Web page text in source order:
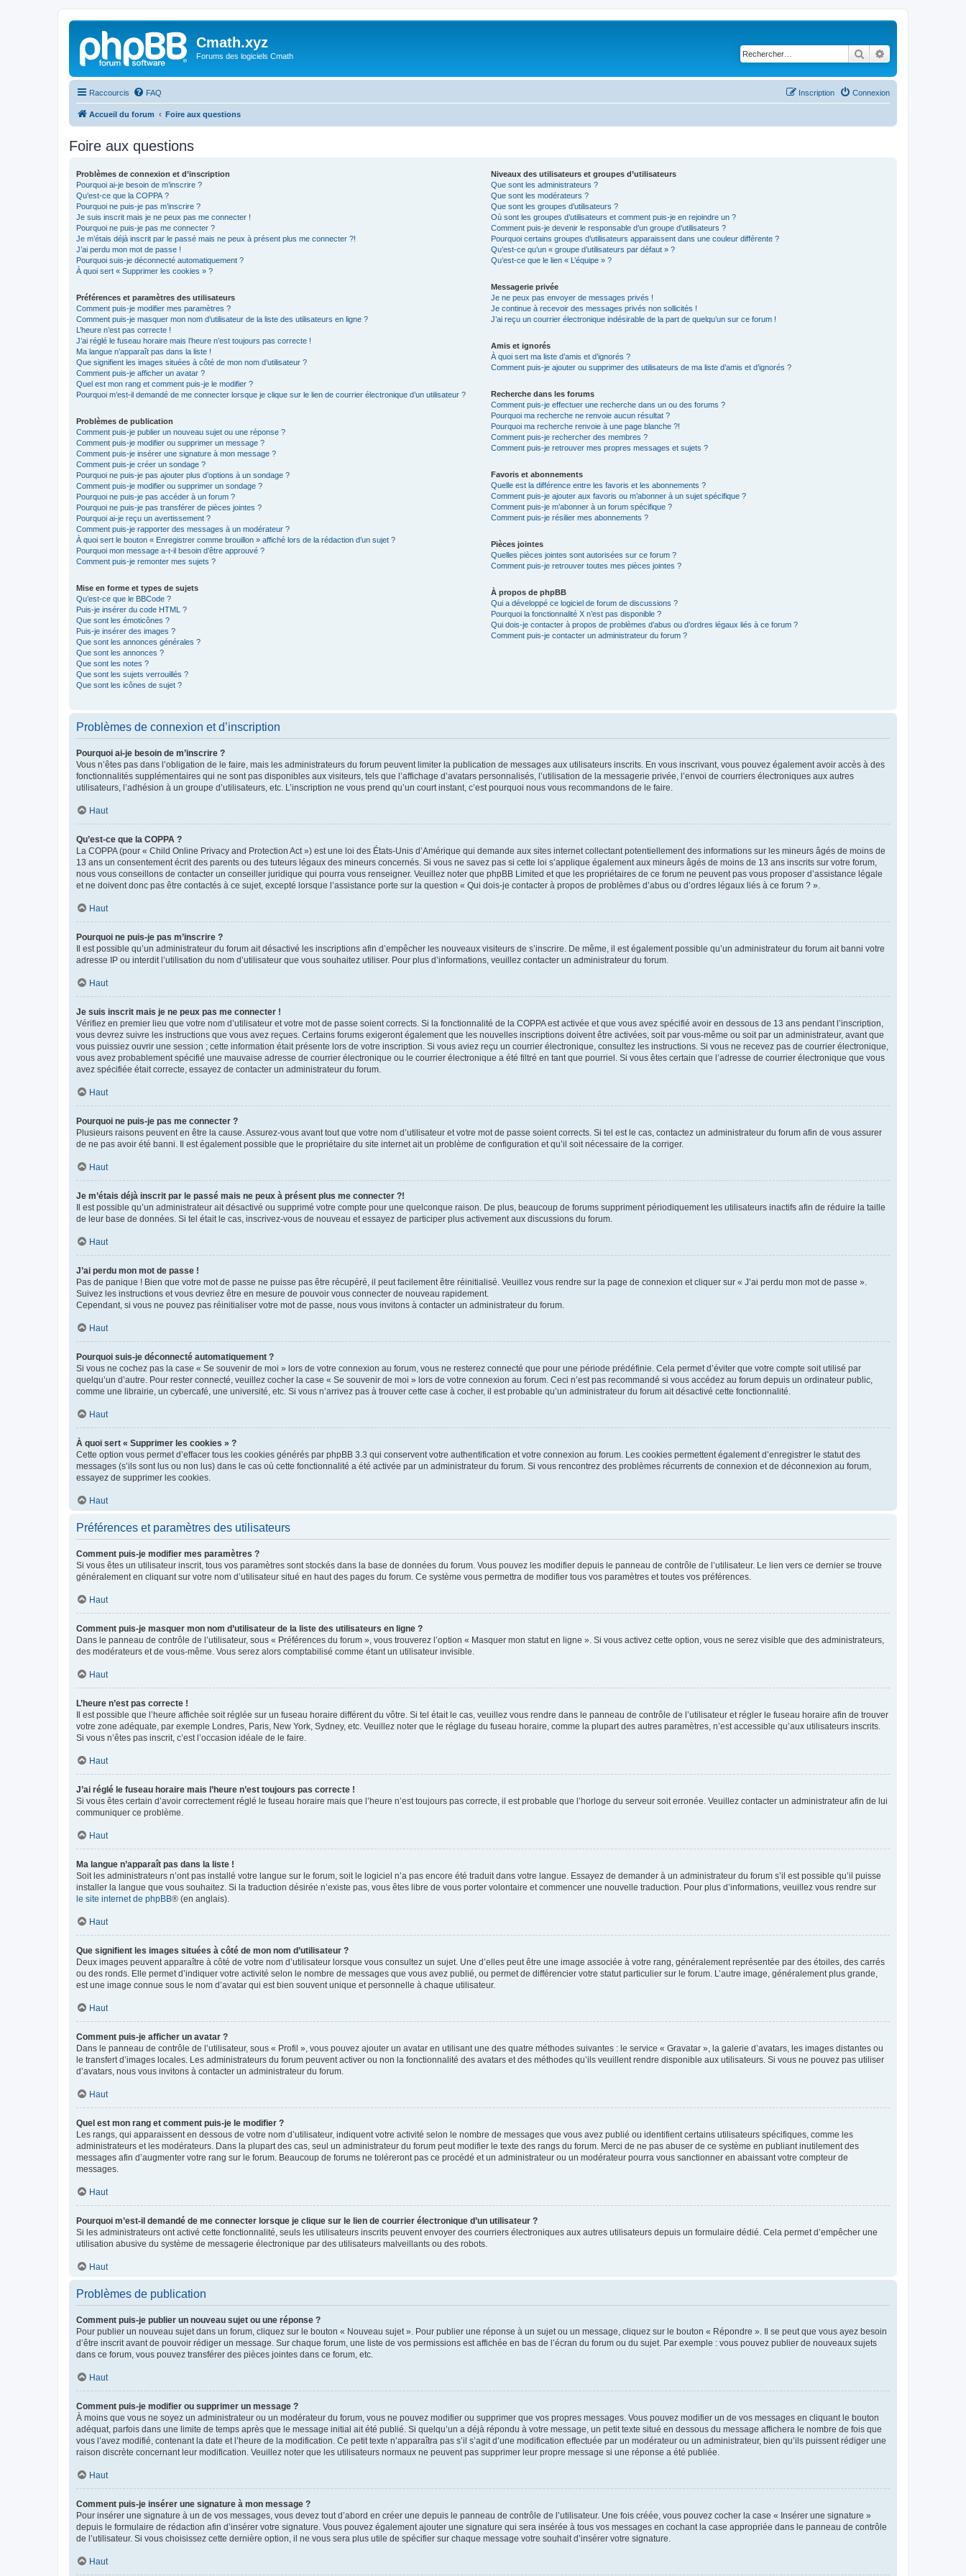
Cmath.xyz
Forums des logiciels Cmath Rechercher
Raccourcis FAQ Connexion
Inscription
Accueil du forum Foire aux questions
Foire aux questions
Problèmes de connexion et d’inscription
Pourquoi ai-je besoin de m’inscrire ?
Qu’est-ce que la COPPA ?
Pourquoi ne puis-je pas m’inscrire ?
Je suis inscrit mais je ne peux pas me connecter !
Pourquoi ne puis-je pas me connecter ?
Je m’étais déjà inscrit par le passé mais ne peux à présent plus me connecter ?!
J’ai perdu mon mot de passe !
Pourquoi suis-je déconnecté automatiquement ?
À quoi sert « Supprimer les cookies » ?
Préférences et paramètres des utilisateurs
Comment puis-je modifier mes paramètres ?
Comment puis-je masquer mon nom d’utilisateur de la liste des utilisateurs en ligne ?
L’heure n’est pas correcte !
J’ai réglé le fuseau horaire mais l’heure n’est toujours pas correcte !
Ma langue n’apparaît pas dans la liste !
Que signifient les images situées à côté de mon nom d’utilisateur ?
Comment puis-je afficher un avatar ?
Quel est mon rang et comment puis-je le modifier ?
Pourquoi m’est-il demandé de me connecter lorsque je clique sur le lien de courrier électronique d’un utilisateur ?
Problèmes de publication
Comment puis-je publier un nouveau sujet ou une réponse ?
Comment puis-je modifier ou supprimer un message ?
Comment puis-je insérer une signature à mon message ?
Comment puis-je créer un sondage ?
Pourquoi ne puis-je pas ajouter plus d’options à un sondage ?
Comment puis-je modifier ou supprimer un sondage ?
Pourquoi ne puis-je pas accéder à un forum ?
Pourquoi ne puis-je pas transférer de pièces jointes ?
Pourquoi ai-je reçu un avertissement ?
Comment puis-je rapporter des messages à un modérateur ?
À quoi sert le bouton « Enregistrer comme brouillon » affiché lors de la rédaction d’un sujet ?
Pourquoi mon message a-t-il besoin d’être approuvé ?
Comment puis-je remonter mes sujets ?
Mise en forme et types de sujets
Qu’est-ce que le BBCode ?
Puis-je insérer du code HTML ?
Que sont les émoticônes ?
Puis-je insérer des images ?
Que sont les annonces générales ?
Que sont les annonces ?
Que sont les notes ?
Que sont les sujets verrouillés ?
Que sont les icônes de sujet ?
Niveaux des utilisateurs et groupes d’utilisateurs
Que sont les administrateurs ?
Que sont les modérateurs ?
Que sont les groupes d’utilisateurs ?
Où sont les groupes d’utilisateurs et comment puis-je en rejoindre un ?
Comment puis-je devenir le responsable d’un groupe d’utilisateurs ?
Pourquoi certains groupes d’utilisateurs apparaissent dans une couleur différente ?
Qu’est-ce qu’un « groupe d’utilisateurs par défaut » ?
Qu’est-ce que le lien « L’équipe » ?
Messagerie privée
Je ne peux pas envoyer de messages privés !
Je continue à recevoir des messages privés non sollicités !
J’ai reçu un courrier électronique indésirable de la part de quelqu’un sur ce forum !
Amis et ignorés
À quoi sert ma liste d’amis et d’ignorés ?
Comment puis-je ajouter ou supprimer des utilisateurs de ma liste d’amis et d’ignorés ?
Recherche dans les forums
Comment puis-je effectuer une recherche dans un ou des forums ?
Pourquoi ma recherche ne renvoie aucun résultat ?
Pourquoi ma recherche renvoie à une page blanche ?!
Comment puis-je rechercher des membres ?
Comment puis-je retrouver mes propres messages et sujets ?
Favoris et abonnements
Quelle est la différence entre les favoris et les abonnements ?
Comment puis-je ajouter aux favoris ou m’abonner à un sujet spécifique ?
Comment puis-je m’abonner à un forum spécifique ?
Comment puis-je résilier mes abonnements ?
Pièces jointes
Quelles pièces jointes sont autorisées sur ce forum ?
Comment puis-je retrouver toutes mes pièces jointes ?
À propos de phpBB
Qui a développé ce logiciel de forum de discussions ?
Pourquoi la fonctionnalité X n’est pas disponible ?
Qui dois-je contacter à propos de problèmes d’abus ou d’ordres légaux liés à ce forum ?
Comment puis-je contacter un administrateur du forum ?
Problèmes de connexion et d’inscription
Pourquoi ai-je besoin de m’inscrire ?
Vous n’êtes pas dans l’obligation de le faire, mais les administrateurs du forum peuvent limiter la publication de messages aux utilisateurs inscrits. En vous inscrivant, vous pouvez également avoir accès à des
fonctionnalités supplémentaires qui ne sont pas disponibles aux visiteurs, tels que l’affichage d’avatars personnalisés, l’utilisation de la messagerie privée, l’envoi de courriers électroniques aux autres
utilisateurs, l’adhésion à un groupe d’utilisateurs, etc. L’inscription ne vous prend qu’un court instant, c’est pourquoi nous vous recommandons de le faire.
Haut
Qu’est-ce que la COPPA ?
La COPPA (pour « Child Online Privacy and Protection Act ») est une loi des États-Unis d’Amérique qui demande aux sites internet collectant potentiellement des informations sur les mineurs âgés de moins de
13 ans un consentement écrit des parents ou des tuteurs légaux des mineurs concernés. Si vous ne savez pas si cette loi s’applique également aux mineurs âgés de moins de 13 ans inscrits sur votre forum,
nous vous conseillons de contacter un conseiller juridique qui pourra vous renseigner. Veuillez noter que phpBB Limited et que les propriétaires de ce forum ne peuvent pas vous proposer d’assistance légale
et ne doivent donc pas être contactés à ce sujet, excepté lorsque l’assistance porte sur la question « Qui dois-je contacter à propos de problèmes d’abus ou d’ordres légaux liés à ce forum ? ».
Haut
Pourquoi ne puis-je pas m’inscrire ?
Il est possible qu’un administrateur du forum ait désactivé les inscriptions afin d’empêcher les nouveaux visiteurs de s’inscrire. De même, il est également possible qu’un administrateur du forum ait banni votre
adresse IP ou interdit l’utilisation du nom d’utilisateur que vous souhaitez utiliser. Pour plus d’informations, veuillez contacter un administrateur du forum.
Haut
Je suis inscrit mais je ne peux pas me connecter !
Vérifiez en premier lieu que votre nom d’utilisateur et votre mot de passe soient corrects. Si la fonctionnalité de la COPPA est activée et que vous avez spécifié avoir en dessous de 13 ans pendant l’inscription,
vous devrez suivre les instructions que vous avez reçues. Certains forums exigeront également que les nouvelles inscriptions doivent être activées, soit par vous-même ou soit par un administrateur, avant que
vous puissiez ouvrir une session ; cette information était présente lors de votre inscription. Si vous aviez reçu un courrier électronique, consultez les instructions. Si vous ne recevez pas de courrier électronique,
vous avez probablement spécifié une mauvaise adresse de courrier électronique ou le courrier électronique a été filtré en tant que pourriel. Si vous êtes certain que l’adresse de courrier électronique que vous
avez spécifiée était correcte, essayez de contacter un administrateur du forum.
Haut
Pourquoi ne puis-je pas me connecter ?
Plusieurs raisons peuvent en être la cause. Assurez-vous avant tout que votre nom d’utilisateur et votre mot de passe soient corrects. Si tel est le cas, contactez un administrateur du forum afin de vous assurer
de ne pas avoir été banni. Il est également possible que le propriétaire du site internet ait un problème de configuration et qu’il soit nécessaire de la corriger.
Haut
Je m’étais déjà inscrit par le passé mais ne peux à présent plus me connecter ?!
Il est possible qu’un administrateur ait désactivé ou supprimé votre compte pour une quelconque raison. De plus, beaucoup de forums suppriment périodiquement les utilisateurs inactifs afin de réduire la taille
de leur base de données. Si tel était le cas, inscrivez-vous de nouveau et essayez de participer plus activement aux discussions du forum.
Haut
J’ai perdu mon mot de passe !
Pas de panique ! Bien que votre mot de passe ne puisse pas être récupéré, il peut facilement être réinitialisé. Veuillez vous rendre sur la page de connexion et cliquer sur « J’ai perdu mon mot de passe ».
Suivez les instructions et vous devriez être en mesure de pouvoir vous connecter de nouveau rapidement.
Cependant, si vous ne pouvez pas réinitialiser votre mot de passe, nous vous invitons à contacter un administrateur du forum.
Haut
Pourquoi suis-je déconnecté automatiquement ?
Si vous ne cochez pas la case « Se souvenir de moi » lors de votre connexion au forum, vous ne resterez connecté que pour une période prédéfinie. Cela permet d’éviter que votre compte soit utilisé par
quelqu’un d’autre. Pour rester connecté, veuillez cocher la case « Se souvenir de moi » lors de votre connexion au forum. Ceci n’est pas recommandé si vous accédez au forum depuis un ordinateur public,
comme une librairie, un cybercafé, une université, etc. Si vous n’arrivez pas à trouver cette case à cocher, il est probable qu’un administrateur du forum ait désactivé cette fonctionnalité.
Haut
À quoi sert « Supprimer les cookies » ?
Cette option vous permet d’effacer tous les cookies générés par phpBB 3.3 qui conservent votre authentification et votre connexion au forum. Les cookies permettent également d’enregistrer le statut des
messages (s’ils sont lus ou non lus) dans le cas où cette fonctionnalité a été activée par un administrateur du forum. Si vous rencontrez des problèmes récurrents de connexion et de déconnexion au forum,
essayez de supprimer les cookies.
Haut
Préférences et paramètres des utilisateurs
Comment puis-je modifier mes paramètres ?
Si vous êtes un utilisateur inscrit, tous vos paramètres sont stockés dans la base de données du forum. Vous pouvez les modifier depuis le panneau de contrôle de l’utilisateur. Le lien vers ce dernier se trouve
généralement en cliquant sur votre nom d’utilisateur situé en haut des pages du forum. Ce système vous permettra de modifier tous vos paramètres et toutes vos préférences.
Haut
Comment puis-je masquer mon nom d’utilisateur de la liste des utilisateurs en ligne ?
Dans le panneau de contrôle de l’utilisateur, sous « Préférences du forum », vous trouverez l’option « Masquer mon statut en ligne ». Si vous activez cette option, vous ne serez visible que des administrateurs,
des modérateurs et de vous-même. Vous serez alors comptabilisé comme étant un utilisateur invisible.
Haut
L’heure n’est pas correcte !
Il est possible que l’heure affichée soit réglée sur un fuseau horaire différent du vôtre. Si tel était le cas, veuillez vous rendre dans le panneau de contrôle de l’utilisateur et régler le fuseau horaire afin de trouver
votre zone adéquate, par exemple Londres, Paris, New York, Sydney, etc. Veuillez noter que le réglage du fuseau horaire, comme la plupart des autres paramètres, n’est accessible qu’aux utilisateurs inscrits.
Si vous n’êtes pas inscrit, c’est l’occasion idéale de le faire.
Haut
J’ai réglé le fuseau horaire mais l’heure n’est toujours pas correcte !
Si vous êtes certain d’avoir correctement réglé le fuseau horaire mais que l’heure n’est toujours pas correcte, il est probable que l’horloge du serveur soit erronée. Veuillez contacter un administrateur afin de lui
communiquer ce problème.
Haut
Ma langue n’apparaît pas dans la liste !
Soit les administrateurs n’ont pas installé votre langue sur le forum, soit le logiciel n’a pas encore été traduit dans votre langue. Essayez de demander à un administrateur du forum s’il est possible qu’il puisse
installer la langue que vous souhaitez. Si la traduction désirée n’existe pas, vous êtes libre de vous porter volontaire et commencer une nouvelle traduction. Pour plus d’informations, veuillez vous rendre sur
le site internet de phpBB® (en anglais).
Haut
Que signifient les images situées à côté de mon nom d’utilisateur ?
Deux images peuvent apparaître à côté de votre nom d’utilisateur lorsque vous consultez un sujet. Une d’elles peut être une image associée à votre rang, généralement représentée par des étoiles, des carrés
ou des ronds. Elle permet d’indiquer votre activité selon le nombre de messages que vous avez publié, ou permet de différencier votre statut particulier sur le forum. L’autre image, généralement plus grande,
est une image connue sous le nom d’avatar qui est bien souvent unique et personnelle à chaque utilisateur.
Haut
Comment puis-je afficher un avatar ?
Dans le panneau de contrôle de l’utilisateur, sous « Profil », vous pouvez ajouter un avatar en utilisant une des quatre méthodes suivantes : le service « Gravatar », la galerie d’avatars, les images distantes ou
le transfert d’images locales. Les administrateurs du forum peuvent activer ou non la fonctionnalité des avatars et des méthodes qu’ils veuillent rendre disponible aux utilisateurs. Si vous ne pouvez pas utiliser
d’avatars, nous vous invitons à contacter un administrateur du forum.
Haut
Quel est mon rang et comment puis-je le modifier ?
Les rangs, qui apparaissent en dessous de votre nom d’utilisateur, indiquent votre activité selon le nombre de messages que vous avez publié ou identifient certains utilisateurs spécifiques, comme les
administrateurs et les modérateurs. Dans la plupart des cas, seul un administrateur du forum peut modifier le texte des rangs du forum. Merci de ne pas abuser de ce système en publiant inutilement des
messages afin d’augmenter votre rang sur le forum. Beaucoup de forums ne toléreront pas ce procédé et un administrateur ou un modérateur pourra vous sanctionner en abaissant votre compteur de
messages.
Haut
Pourquoi m’est-il demandé de me connecter lorsque je clique sur le lien de courrier électronique d’un utilisateur ?
Si les administrateurs ont activé cette fonctionnalité, seuls les utilisateurs inscrits peuvent envoyer des courriers électroniques aux autres utilisateurs depuis un formulaire dédié. Cela permet d’empêcher une
utilisation abusive du système de messagerie électronique par des utilisateurs malveillants ou des robots.
Haut
Problèmes de publication
Comment puis-je publier un nouveau sujet ou une réponse ?
Pour publier un nouveau sujet dans un forum, cliquez sur le bouton « Nouveau sujet ». Pour publier une réponse à un sujet ou un message, cliquez sur le bouton « Répondre ». Il se peut que vous ayez besoin
d’être inscrit avant de pouvoir rédiger un message. Sur chaque forum, une liste de vos permissions est affichée en bas de l’écran du forum ou du sujet. Par exemple : vous pouvez publier de nouveaux sujets
dans ce forum, vous pouvez transférer des pièces jointes dans ce forum, etc.
Haut
Comment puis-je modifier ou supprimer un message ?
À moins que vous ne soyez un administrateur ou un modérateur du forum, vous ne pouvez modifier ou supprimer que vos propres messages. Vous pouvez modifier un de vos messages en cliquant le bouton
adéquat, parfois dans une limite de temps après que le message initial ait été publié. Si quelqu’un a déjà répondu à votre message, un petit texte situé en dessous du message affichera le nombre de fois que
vous l’avez modifié, contenant la date et l’heure de la modification. Ce petit texte n’apparaîtra pas s’il s’agit d’une modification effectuée par un modérateur ou un administrateur, bien qu’ils puissent rédiger une
raison discrète concernant leur modification. Veuillez noter que les utilisateurs normaux ne peuvent pas supprimer leur propre message si une réponse a été publiée.
Haut
Comment puis-je insérer une signature à mon message ?
Pour insérer une signature à un de vos messages, vous devez tout d’abord en créer une depuis le panneau de contrôle de l’utilisateur. Une fois créée, vous pouvez cocher la case « Insérer une signature »
depuis le formulaire de rédaction afin d’insérer votre signature. Vous pouvez également ajouter une signature qui sera insérée à tous vos messages en cochant la case appropriée dans le panneau de contrôle
de l’utilisateur. Si vous choisissez cette dernière option, il ne vous sera plus utile de spécifier sur chaque message votre souhait d’insérer votre signature.
Haut